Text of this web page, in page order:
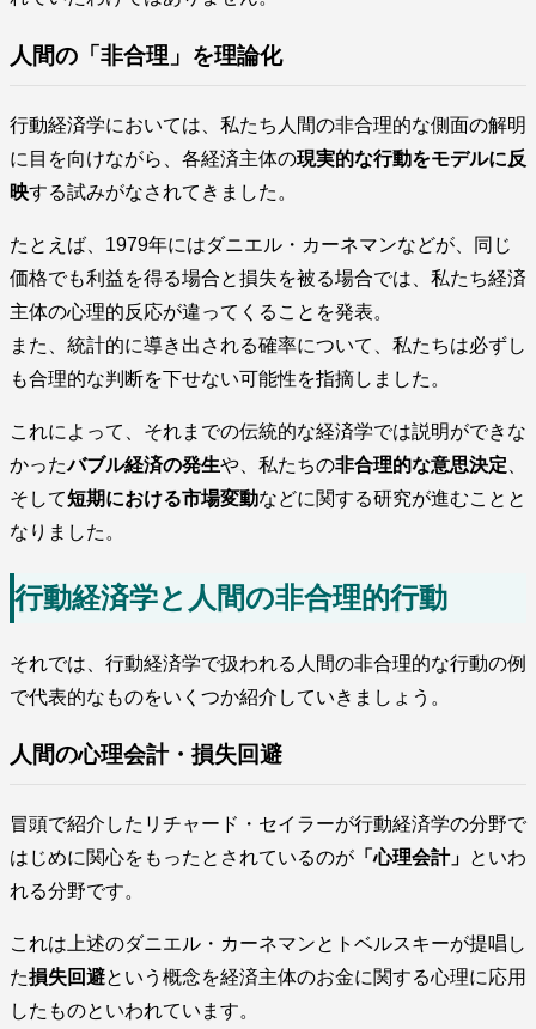
人間の「非合理」を理論化
行動経済学においては、私たち人間の非合理的な側面の解明
に目を向けながら、各経済主体の現実的な行動をモデルに反
映する試みがなされてきました。
たとえば、1979年にはダニエル・カーネマンなどが、同じ
価格でも利益を得る場合と損失を被る場合では、私たち経済
主体の心理的反応が違ってくることを発表。
また、統計的に導き出される確率について、私たちは必ずし
も合理的な判断を下せない可能性を指摘しました。
これによって、それまでの伝統的な経済学では説明ができな
かったバブル経済の発生や、私たちの非合理的な意思決定
そして短期における市場変動などに関する研究が進むことと
なりました。
行動経済学と人間の非合理的行動
それでは、行動経済学で扱われる人間の非合理的な行動の例
で代表的なものをいくつか紹介していきましょう。
人間の心理会計・損失回避
冒頭で紹介したリチャード・セイラーが行動経済学の分野で
はじめに関心をもったとされているのが 「心理会計」 といわ
れる分野です。
これは上述のダニエル・カーネマンとトベルスキーが提唱し
た損失回避という概念を経済主体のお金に関する心理に応用
したものといわれています。